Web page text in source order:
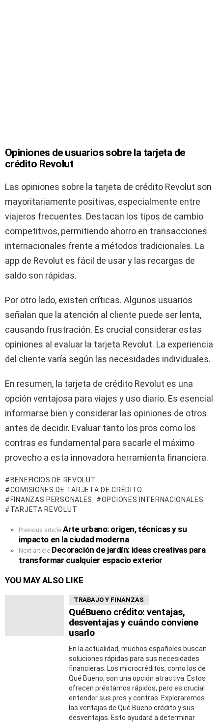
Opiniones de usuarios sobre la tarjeta de
crédito Revolut
Las opiniones sobre la tarjeta de crédito Revolut son
mayoritariamente positivas, especialmente entre
viajeros frecuentes. Destacan los tipos de cambio
competitivos, permitiendo ahorro en transacciones
internacionales frente a métodos tradicionales. La
app de Revolut es fácil de usar y las recargas de
saldo son rápidas.
Por otro lado, existen críticas. Algunos usuarios
señalan que la atención al cliente puede ser lenta,
causando frustración. Es crucial considerar estas
opiniones al evaluar la tarjeta Revolut. La experiencia
del cliente varía según las necesidades individuales.
En resumen, la tarjeta de crédito Revolut es una
opción ventajosa para viajes y uso diario. Es esencial
informarse bien y considerar las opiniones de otros
antes de decidir. Evaluar tanto los pros como los
contras es fundamental para sacarle el máximo
provecho a esta innovadora herramienta financiera.
BENEFICIOS DE REVOLUT
COMISIONES DE TARJETA DE CRÉDITO
FINANZAS PERSONALES
OPCIONES INTERNACIONALES
TARJETA REVOLUT
See
more
Previous article Arte urbano: origen, técnicas y su
impacto en la ciudad moderna
Next article Decoración de jardín: ideas creativas para
transformar cualquier espacio exterior
YOU MAY ALSO LIKE
TRABAJO Y FINANZAS
QuéBueno crédito: ventajas,
desventajas y cuándo conviene
usarlo
En la actualidad, muchos españoles buscan
soluciones rápidas para sus necesidades
financieras. Los microcréditos, como los de
Qué Bueno, son una opción atractiva. Estos
ofrecen préstamos rápidos, pero es crucial
entender sus pros y contras. Exploraremos
las ventajas de Qué Bueno crédito y sus
desventajas. Esto ayudará a determinar